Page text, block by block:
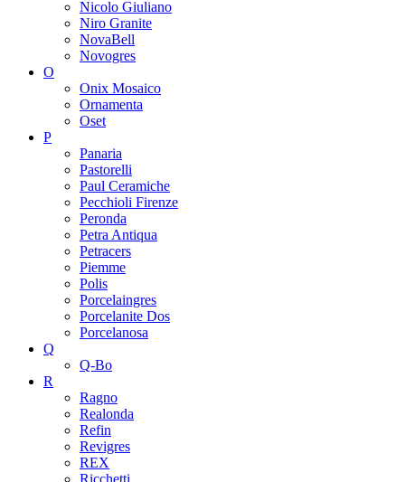
Nicolo Giuliano
Niro Granite
NovaBell
Novogres
O
Onix Mosaico
Ornamenta
Oset
P
Panaria
Pastorelli
Paul Ceramiche
Pecchioli Firenze
Peronda
Petra Antiqua
Petracers
Piemme
Polis
Porcelaingres
Porcelanite Dos
Porcelanosa
Q
Q-Bo
R
Ragno
Realonda
Refin
Revigres
REX
Ricchetti